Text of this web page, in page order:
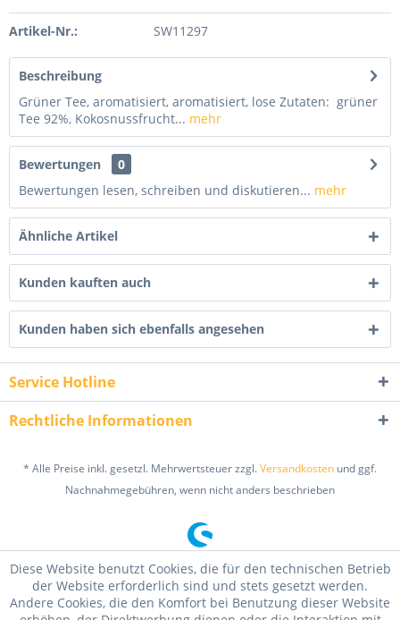
Artikel-Nr.: SW11297
Beschreibung
Grüner Tee, aromatisiert, aromatisiert, lose Zutaten: grüner
Tee 92%, Kokosnussfrucht... mehr
Bewertungen
0
Bewertungen lesen, schreiben und diskutieren... mehr
Ähnliche Artikel
Kunden kauften auch
Kunden haben sich ebenfalls angesehen
Service Hotline
Rechtliche Informationen
* Alle Preise inkl. gesetzl. Mehrwertsteuer zzgl.Versandkosten und ggf.
Nachnahmegebühren, wenn nicht anders beschrieben
Diese Website benutzt Cookies, die für den technischen Betrieb
der Website erforderlich sind und stets gesetzt werden.
Andere Cookies, die den Komfort bei Benutzung dieser Website